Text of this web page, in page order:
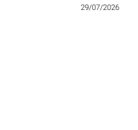
pero el PT fue
29/07/2026